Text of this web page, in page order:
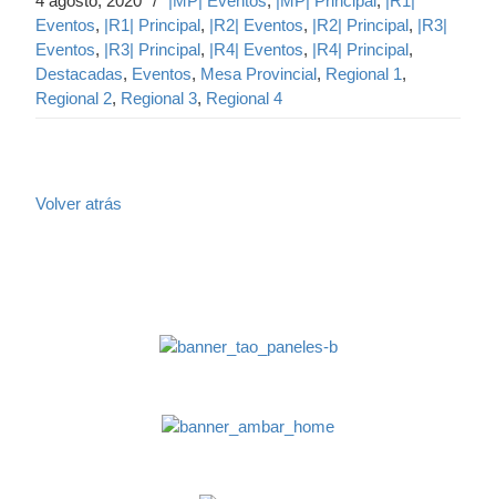
Eventos, |R1| Principal, |R2| Eventos, |R2| Principal, |R3|
Eventos, |R3| Principal, |R4| Eventos, |R4| Principal,
Destacadas, Eventos, Mesa Provincial, Regional 1,
Regional 2, Regional 3, Regional 4
Volver atrás